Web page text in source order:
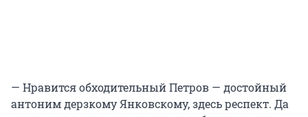
— Нравится обходительный Петров — достойный
антоним дерзкому Янковскому, здесь респект. Да